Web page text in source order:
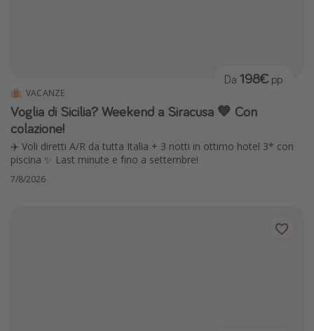
VACANZE
Voglia di Sicilia? Weekend a Siracusa 💙 Con
colazione!
✈️ Voli diretti A/R da tutta Italia + 3 notti in ottimo hotel 3* con
piscina ✨ Last minute e fino a settembre!
Da 198€ pp
7/8/2026